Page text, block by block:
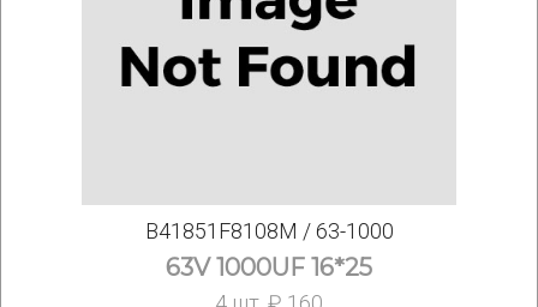
B41851F8108M / 63-1000
63V 1000UF 16*25